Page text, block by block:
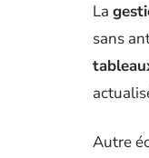
La
sans
Autre